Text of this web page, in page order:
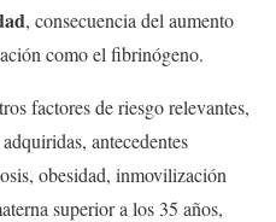
, consecuencia del aumento
como el fibrinógeno.
factores de riesgo relevantes,
antecedentes
obesidad, inmovilización
superior a los 35 años,